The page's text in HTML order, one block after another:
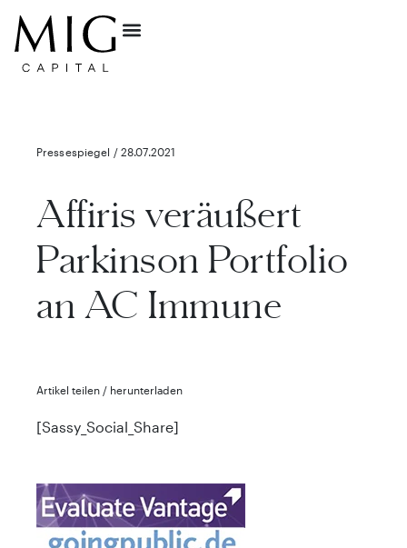
Pressespiegel / 28.07.2021
Affiris veräußert
Parkinson Portfolio
an AC Immune
Artikel teilen / herunterladen
[Sassy_Social_Share]